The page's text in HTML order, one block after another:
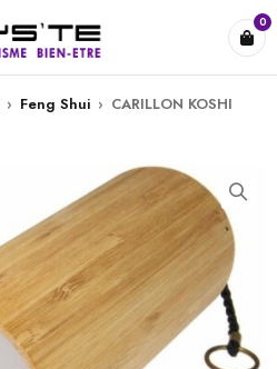
0
› Feng Shui › CARILLON KOSHI